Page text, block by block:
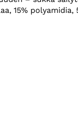
15% polyamidia,